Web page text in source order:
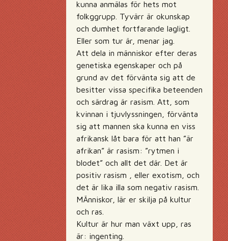
kunna anmälas för hets mot
folkggrupp. Tyvärr är okunskap
och dumhet fortfarande lagligt.
Eller som tur är, menar jag.
Att dela in människor efter deras
genetiska egenskaper och på
grund av det förvänta sig att de
besitter vissa specifika beteenden
och särdrag är rasism. Att, som
kvinnan i tjuvlyssningen, förvänta
sig att mannen ska kunna en viss
afrikansk låt bara för att han ”är
afrikan” är rasism: ”rytmen i
blodet” och allt det där. Det är
positiv rasism , eller exotism, och
det är lika illa som negativ rasism.
MÄnniskor, lär er skilja på kultur
och ras.
Kultur är hur man växt upp, ras
är: ingenting.